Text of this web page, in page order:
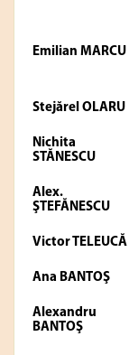
Emilian MARCU
Stejărel OLARU
Nichita
STĂNESCU
Alex.
ŞTEFĂNESCU
Victor TELEUCĂ
Ana BANTOŞ
Alexandru
BANTOŞ